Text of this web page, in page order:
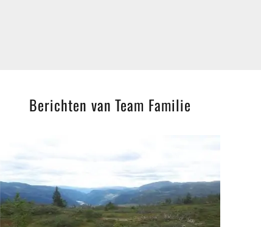
Berichten van Team Familie